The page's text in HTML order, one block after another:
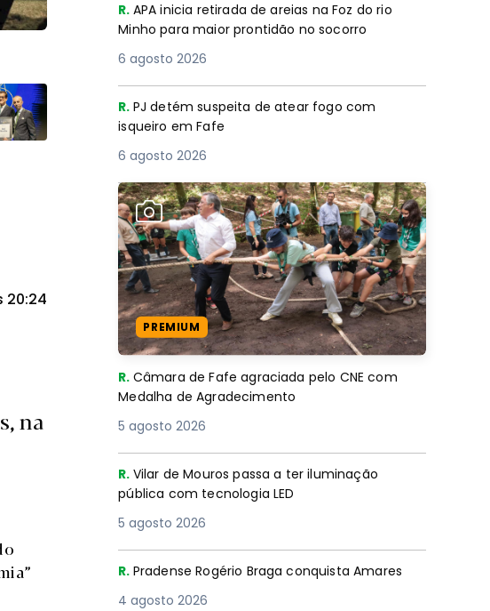
20:24
na
R. APA inicia retirada de areias na Foz do rio
Minho para maior prontidão no socorro
6 agosto 2026
R. PJ detém suspeita de atear fogo com
isqueiro em Fafe
6 agosto 2026
PREMIUM
R. Câmara de Fafe agraciada pelo CNE com
Medalha de Agradecimento
5 agosto 2026
R. Vilar de Mouros passa a ter iluminação
pública com tecnologia LED
5 agosto 2026
R. Pradense Rogério Braga conquista Amares
4 agosto 2026